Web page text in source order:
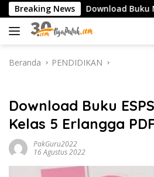
Langsung
ke
konten
Breaking News
Download Buku Matematika
Beranda PENDIDIKAN
Download Buku
Kelas 5 Erlangga
PakGuru2022
16 Agustus 2022